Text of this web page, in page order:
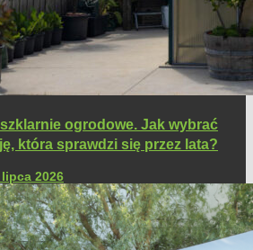
ogrodowe. Jak wybrać
która sprawdzi się przez lata?
lipca 2026